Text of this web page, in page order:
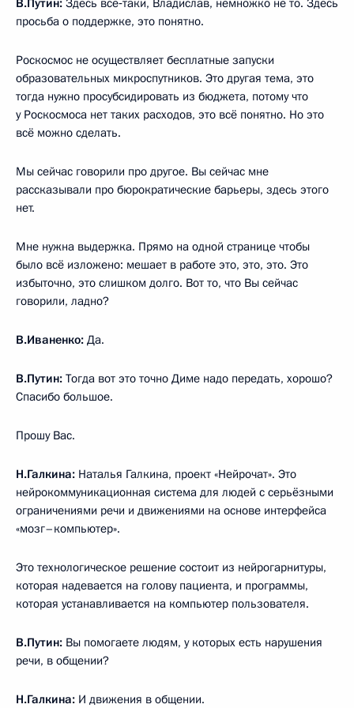
просьба о поддержке, это понятно.
Роскосмос не осуществляет бесплатные запуски
образовательных микроспутников. Это другая тема, это
тогда нужно просубсидировать из бюджета, потому что
у Роскосмоса нет таких расходов, это всё понятно. Но это
всё можно сделать.
Мы сейчас говорили про другое. Вы сейчас мне
рассказывали про бюрократические барьеры, здесь этого
нет.
Мне нужна выдержка. Прямо на одной странице чтобы
было всё изложено: мешает в работе это, это, это. Это
избыточно, это слишком долго. Вот то, что Вы сейчас
говорили, ладно?
В.Иваненко: Да.
В.Путин: Тогда вот это точно Диме надо передать, хорошо?
Спасибо большое.
Прошу Вас.
Н.Галкина: Наталья Галкина, проект «Нейрочат». Это
нейрокоммуникационная система для людей с серьёзными
ограничениями речи и движениями на основе интерфейса
«мозг–компьютер».
Это технологическое решение состоит из нейрогарнитуры,
которая надевается на голову пациента, и программы,
которая устанавливается на компьютер пользователя.
В.Путин: Вы помогаете людям, у которых есть нарушения
речи, в общении?
Н.Галкина: И движения в общении.